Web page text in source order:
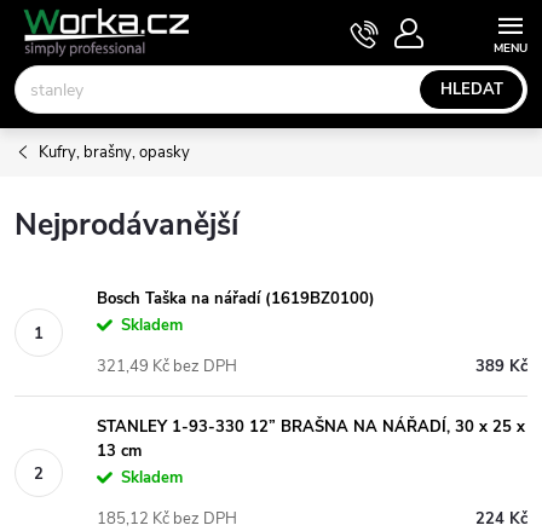
Přejít
obsah
HLEDAT
NÁKUPNÍ
KOŠÍK
Kufry, brašny, opasky
Nejprodávanější
Bosch Taška na nářadí (1619BZ0100)
Skladem
389 Kč
321,49 Kč bez DPH
STANLEY 1-93-330 12” BRAŠNA NA NÁŘADÍ, 30 x 25 x
13 cm
Skladem
224 Kč
185,12 Kč bez DPH